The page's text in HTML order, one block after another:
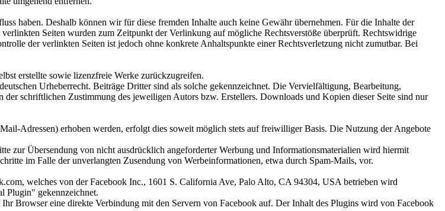
haben. Deshalb können wir für diese fremden Inhalte auch keine Gewähr übernehmen. Für die Inhalte der
Seiten wurden zum Zeitpunkt der Verlinkung auf mögliche Rechtsverstöße überprüft. Rechtswidrige
der verlinkten Seiten ist jedoch ohne konkrete Anhaltspunkte einer Rechtsverletzung nicht zumutbar. Bei
erstellte sowie lizenzfreie Werke zurückzugreifen.
Urheberrecht. Beiträge Dritter sind als solche gekennzeichnet. Die Vervielfältigung, Bearbeitung,
schriftlichen Zustimmung des jeweiligen Autors bzw. Erstellers. Downloads und Kopien dieser Seite sind nur
Adressen) erhoben werden, erfolgt dies soweit möglich stets auf freiwilliger Basis. Die Nutzung der Angebote
zur Übersendung von nicht ausdrücklich angeforderter Werbung und Informationsmaterialien wird hiermit
im Falle der unverlangten Zusendung von Werbeinformationen, etwa durch Spam-Mails, vor.
welches von der Facebook Inc., 1601 S. California Ave, Palo Alto, CA 94304, USA betrieben wird
Plugin" gekennzeichnet.
Browser eine direkte Verbindung mit den Servern von Facebook auf. Der Inhalt des Plugins wird von Facebook